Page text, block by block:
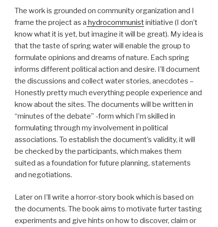
The work is grounded on community organization and I
frame the project as a hydrocommunistinitiative (I don’t
know what it is yet, but imagine it will be great). My idea is
that the taste of spring water will enable the group to
formulate opinions and dreams of nature. Each spring
informs different political action and desire. I’ll document
the discussions and collect water stories, anecdotes –
Honestly pretty much everything people experience and
know about the sites. The documents will be written in
“minutes of the debate” -form which I’m skilled in
formulating through my involvement in political
associations. To establish the document’s validity, it will
be checked by the participants, which makes them
suited as a foundation for future planning, statements
and negotiations.
Later on I’ll write a horror-story book which is based on
the documents. The book aims to motivate furter tasting
experiments and give hints on how to discover, claim or